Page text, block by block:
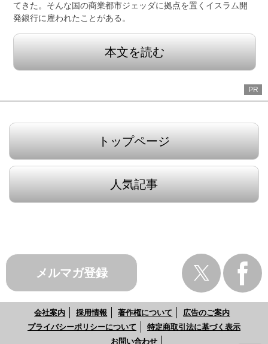
てきた。そんな国の商業都市ジェッダに拠点を置くイスラム開
発銀行に雇われたことがある。
本文を読む
PR
トップページ
人気記事
メルマガ登録
会社案内 採用情報 著作権について
広告のご案内
プライバシーポリシーについて
特定商取引法に基づく表示
お問い合わせ